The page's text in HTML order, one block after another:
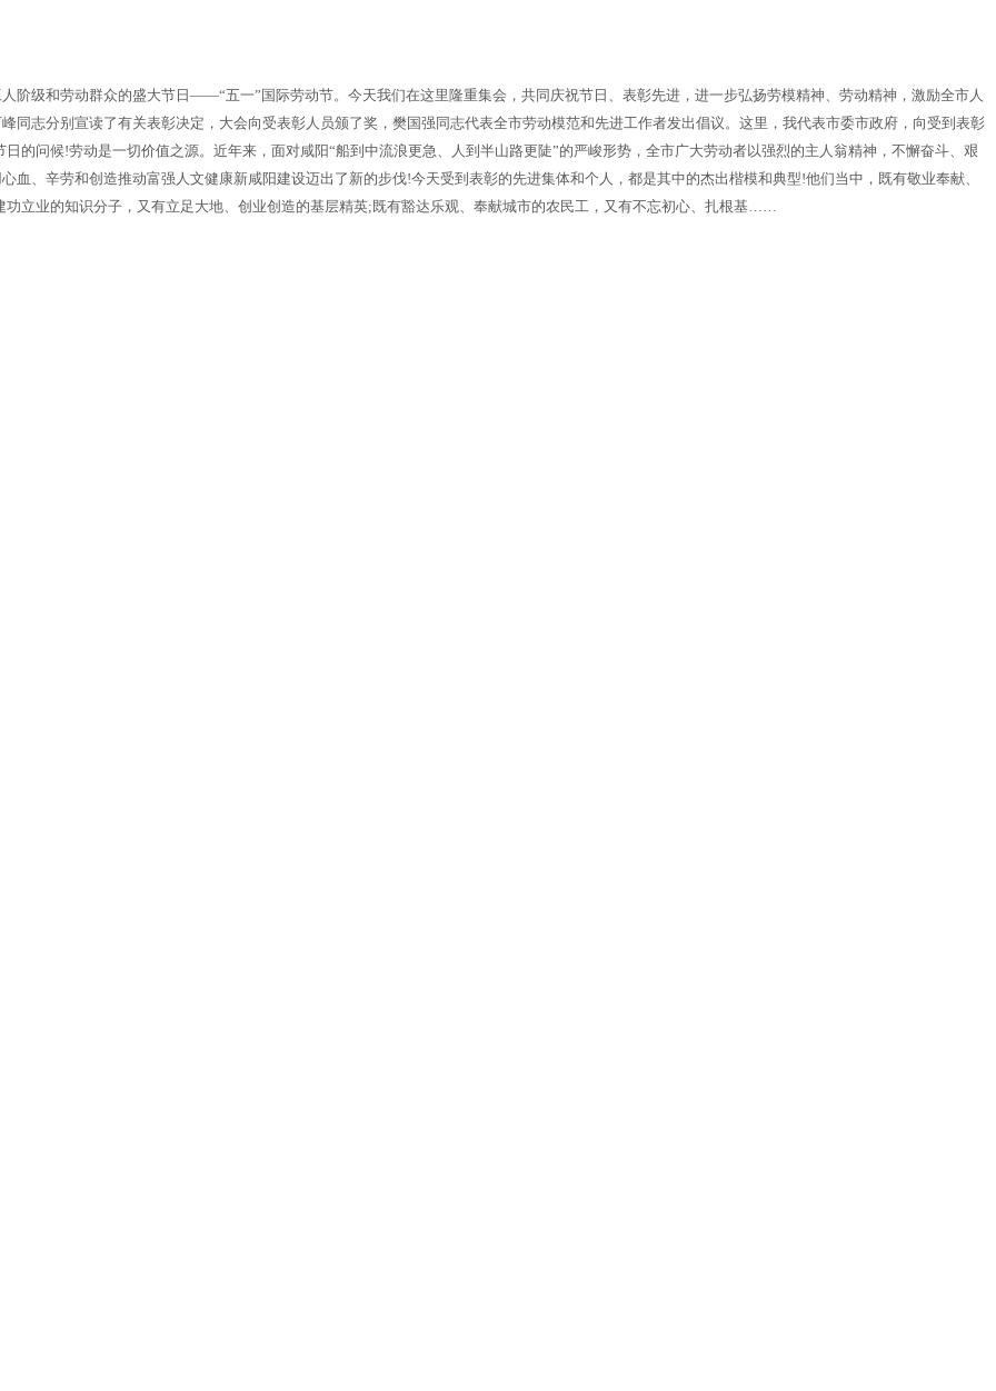
阶级和劳动群众的盛大节日——“五一”国际劳动节。今天我们在这里隆重集会，共同庆祝节日、表彰先进，进一步弘扬劳模精神、劳动精神，激励全市人
同志分别宣读了有关表彰决定，大会向受表彰人员颁了奖，樊国强同志代表全市劳动模范和先进工作者发出倡议。这里，我代表市委市政府，向受到表彰
的问候!劳动是一切价值之源。近年来，面对咸阳“船到中流浪更急、人到半山路更陡”的严峻形势，全市广大劳动者以强烈的主人翁精神，不懈奋斗、艰
、辛劳和创造推动富强人文健康新咸阳建设迈出了新的步伐!今天受到表彰的先进集体和个人，都是其中的杰出楷模和典型!他们当中，既有敬业奉献、
立业的知识分子，又有立足大地、创业创造的基层精英;既有豁达乐观、奉献城市的农民工，又有不忘初心、扎根基……